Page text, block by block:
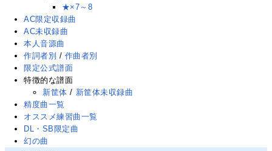
★×7～8
AC限定収録曲
AC未収録曲
本人音源曲
作詞者別 / 作曲者別
限定公式譜面
特徴的な譜面
新筐体 / 新筐体未収録曲
精度曲一覧
オススメ練習曲一覧
DL・SB限定曲
幻の曲